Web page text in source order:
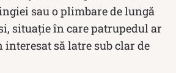
sau o plimbare de lungă
situație în care patrupedul ar
să latre sub clar de